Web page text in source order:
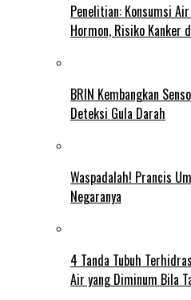
Penelitian: Konsumsi
Hormon, Risiko Kanker
BRIN Kembangkan
Deteksi Gula Darah
Waspadalah! Prancis
Negaranya
4 Tanda Tubuh
Air yang Diminum Bila